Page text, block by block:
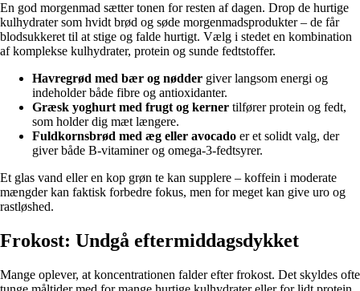
En god morgenmad sætter tonen for resten af dagen. Drop de hurtige
kulhydrater som hvidt brød og søde morgenmadsprodukter – de får
blodsukkeret til at stige og falde hurtigt. Vælg i stedet en kombination
af komplekse kulhydrater, protein og sunde fedtstoffer.
Havregrød med bær og nødder giver langsom energi og
indeholder både fibre og antioxidanter.
Græsk yoghurt med frugt og kerner tilfører protein og fedt,
som holder dig mæt længere.
Fuldkornsbrød med æg eller avocado er et solidt valg, der
giver både B-vitaminer og omega-3-fedtsyrer.
Et glas vand eller en kop grøn te kan supplere – koffein i moderate
mængder kan faktisk forbedre fokus, men for meget kan give uro og
rastløshed.
Frokost: Undgå eftermiddagsdykket
Mange oplever, at koncentrationen falder efter frokost. Det skyldes ofte